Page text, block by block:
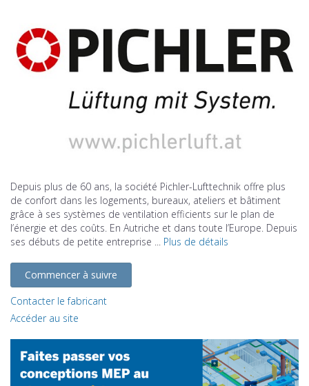
Depuis plus de 60 ans, la société Pichler-Lufttechnik offre plus
de confort dans les logements, bureaux, ateliers et bâtiment
grâce à ses systèmes de ventilation efficients sur le plan de
l’énergie et des coûts. En Autriche et dans toute l’Europe. Depuis
ses débuts de petite entreprise ... Plus de détails
Commencer à suivre
Contacter le fabricant
Accéder au site